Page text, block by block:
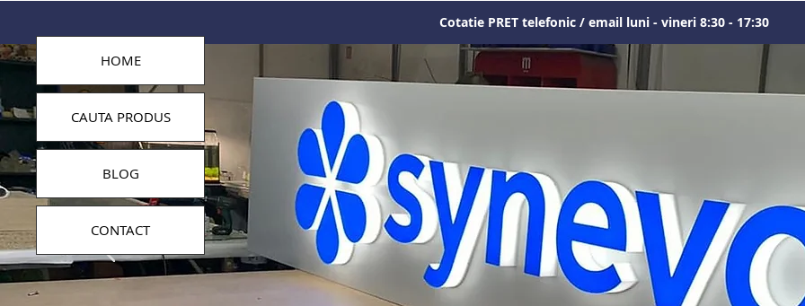
HOME
CAUTA PRODUS
BLOG
CONTACT
Cotatie PRET telefonic / email luni - vineri 8:30 - 17:30